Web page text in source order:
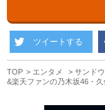
ツイートする
TOP エンタメ
サンド
&楽天ファンの乃木坂46・